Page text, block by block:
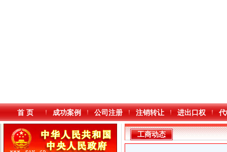
首 页 成功案例 公司注册 注销转让 进出口权
工商动态